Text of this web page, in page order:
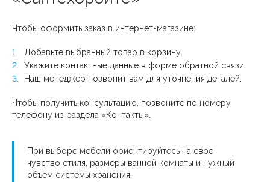
Чтобы оформить заказ в интернет-магазине:
Добавьте выбранный товар в корзину.
Укажите контактные данные в форме обратной связи.
Наш менеджер позвонит вам для уточнения деталей.
Чтобы получить консультацию, позвоните по номеру
телефону из раздела «Контакты».
При выборе мебели ориентируйтесь на свое
чувство стиля, размеры ванной комнаты и нужный
объем системы хранения.